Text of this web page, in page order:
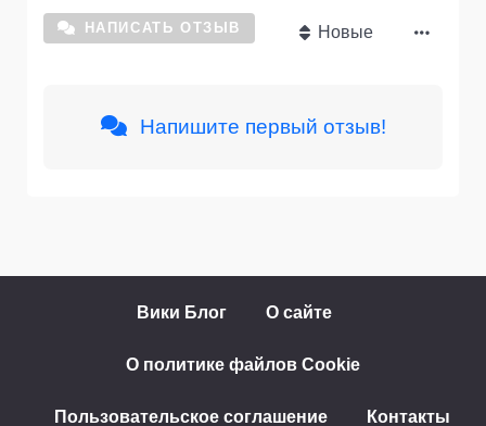
НАПИСАТЬ ОТЗЫВ Новые
Напишите первый отзыв!
Вики Блог О сайте
О политике файлов Cookie
Пользовательское соглашение Контакты